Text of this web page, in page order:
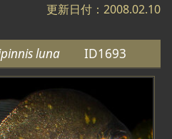
更新日付：2008.02.10
luna ID1693